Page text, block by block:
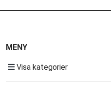
MENY
Visa kategorier